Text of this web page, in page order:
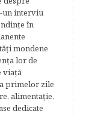
un interviu
în
mondene
lor de
viaţă
primelor zile
alimentaţie,
dedicate